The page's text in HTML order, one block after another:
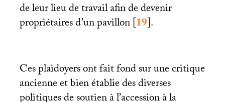
de leur lieu de travail afin de devenir
propriétaires d’un pavillon[19].
Ces plaidoyers ont fait fond sur une critique
ancienne et bien établie des diverses